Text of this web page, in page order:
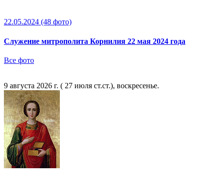
22.05.2024 (48 фото)
Служение митрополита Корнилия 22 мая 2024 года
Все фото
9 августа 2026 г. ( 27 июля ст.ст.), воскресенье.